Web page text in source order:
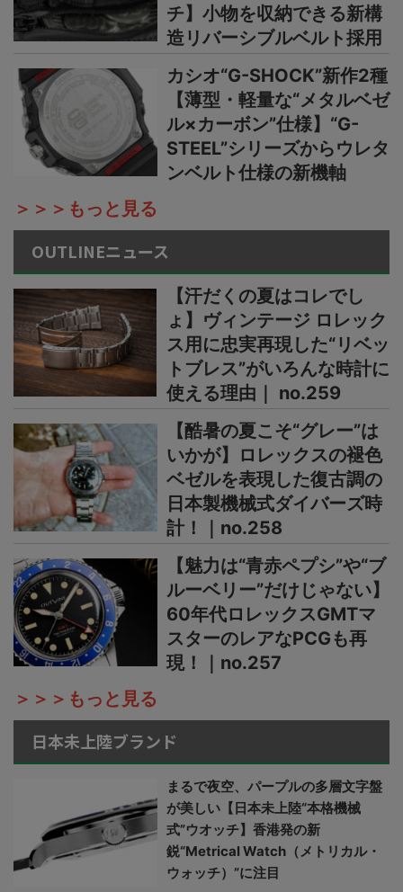
チ】小物を収納できる新構
造リバーシブルベルト採用
カシオ“G-SHOCK”新作2種
【薄型・軽量な“メタルベゼ
ル×カーボン”仕様】“G-
STEEL”シリーズからウレタ
ンベルト仕様の新機軸
＞＞＞もっと見る
OUTLINEニュース
【汗だくの夏はコレでし
ょ】ヴィンテージ ロレック
ス用に忠実再現した“リベッ
トブレス”がいろんな時計に
使える理由｜ no.259
【酷暑の夏こそ“グレー”は
いかが】ロレックスの褪色
ベゼルを表現した復古調の
日本製機械式ダイバーズ時
計！｜no.258
【魅力は“青赤ペプシ”や“ブ
ルーベリー”だけじゃない】
60年代ロレックスGMTマ
スターのレアなPCGも再
現！｜no.257
＞＞＞もっと見る
日本未上陸ブランド
まるで夜空、パープルの多層文字盤
が美しい【日本未上陸“本格機械
式”ウオッチ】香港発の新
鋭“Metrical Watch（メトリカル・
ウォッチ）”に注目